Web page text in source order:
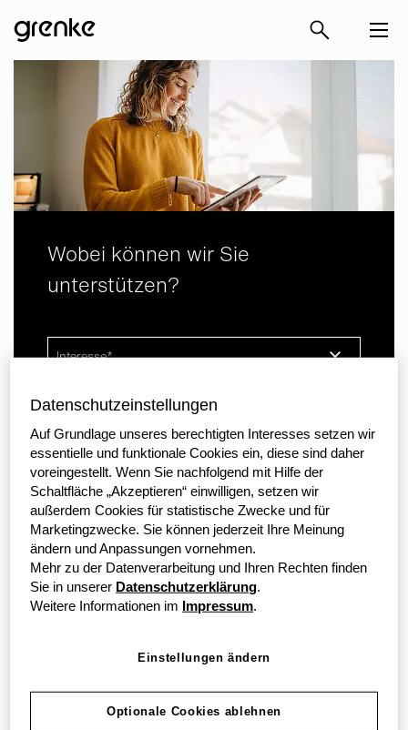
Wobei können wir Sie
unterstützen?
Interesse
steht Ihnen gerne für alle
Fragen zur Verfügung.Hierfinden Sie alle
Informationen zu den Datenschutzbestimmungen.
Zurück
Ihre Kontaktdaten
Datenschutzeinstellungen
Auf Grundlage unseres berechtigten Interesses setzen wir
essentielle und funktionale Cookies ein, diese sind daher
voreingestellt. Wenn Sie nachfolgend mit Hilfe der
Schaltfläche „Akzeptieren“ einwilligen, setzen wir
außerdem Cookies für statistische Zwecke und für
Marketingzwecke. Sie können jederzeit Ihre Meinung
ändern und Anpassungen vornehmen.
Mehr zu der Datenverarbeitung und Ihren Rechten finden
Sie in unserer Datenschutzerklärung.
Weitere Informationen im
Impressum.
Einstellungen ändern
Optionale Cookies ablehnen